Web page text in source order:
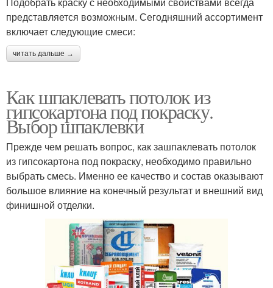
представляется возможным. Сегодняшний ассортимент
включает следующие смеси:
читать дальше →
Как шпаклевать потолок из
гипсокартона под покраску.
Выбор шпаклевки
Прежде чем решать вопрос, как зашпаклевать потолок
из гипсокартона под покраску, необходимо правильно
выбрать смесь. Именно ее качество и состав оказывают
большое влияние на конечный результат и внешний вид
финишной отделки.